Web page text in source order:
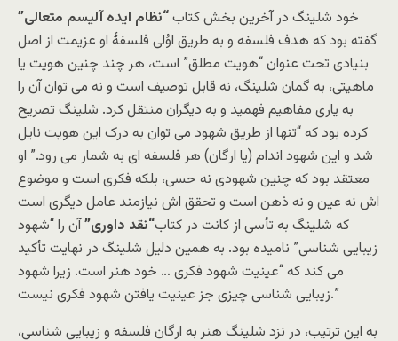
خود شلینگ در آخرین بخش کتاب“نظام ایده آلیسم متعالی”
گفته بود که هدف فلسفه و به طریق اوُلی فلسفۀ او عزیمت از اصل
بنیادی تحت عنوان “هویت مطلق” است، هر چند چنین هویت یا
ماهیتی، به گمان شلینگ، نه قابل توصیف است و نه می توان آن را
به یاری مفاهیم فهمید و به دیگران منتقل کرد. شلینگ تصریح
کرده بود که “تنها از طریق شهود می توان به درک این هویت نایل
شد و این شهود اندام (یا ارگان) هر فلسفه ای به شمار می رود.” او
معتقد بود که چنین شهودی نه حسی، بلکه فکری است و موضوع
اش نه عین و نه ذهن است و تحقق اش نیازمند عامل دیگری است
که شلینگ به تأسی از کانت در کتاب“نقد داوری”آن را “شهود
زیبایی شناسی” نامیده بود. به همین دلیل شلینگ در نهایت تأکید
می کند که “عینیت شهود فکری … خود هنر است. زیرا شهود
زیبایی شناسی چیزی جز عینیت یافتن شهود فکری نیست.”
به این ترتیب، در نزد شلینگ هنر به ارگان فلسفه و زیبایی شناسی،